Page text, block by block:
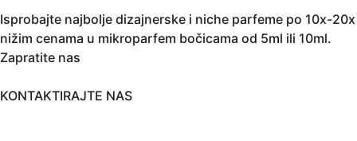
Isprobajte najbolje dizajnerske i niche parfeme po 10x-20x
nižim cenama u mikroparfem bočicama od 5ml ili 10ml.
Zapratite nas
KONTAKTIRAJTE NAS